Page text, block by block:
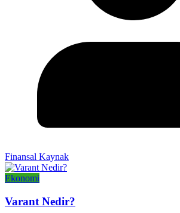
Finansal Kaynak
Ekonomi
Varant Nedir?